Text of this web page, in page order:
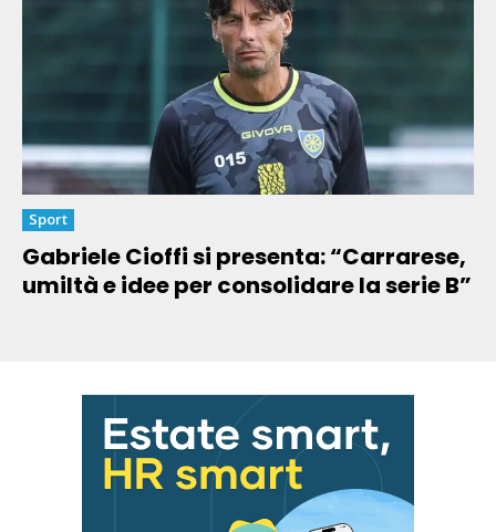
Sport
Gabriele Cioffi si presenta: “Carrarese,
umiltà e idee per consolidare la serie B”